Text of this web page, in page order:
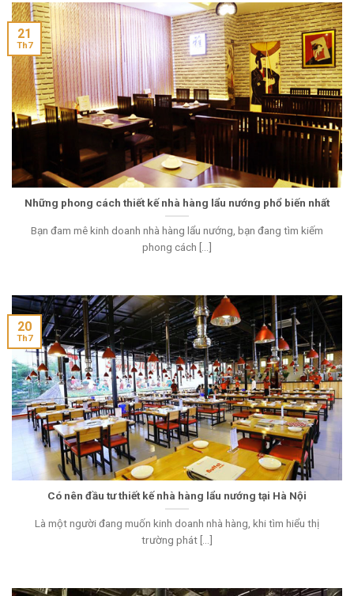
Những phong cách thiết kế nhà hàng lẩu nướng phổ biến nhất
Bạn đam mê kinh doanh nhà hàng lẩu nướng, bạn đang tìm kiếm
phong cách [...]
21
Th7
Có nên đầu tư thiết kế nhà hàng lẩu nướng tại Hà Nội
Là một người đang muốn kinh doanh nhà hàng, khi tìm hiểu thị
trường phát [...]
20
Th7